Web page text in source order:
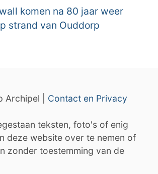
komen na 80 jaar weer
strand van Ouddorp
Archipel | Contact en Privacy
teksten, foto's of enig
deze website over te nemen of
zonder toestemming van de